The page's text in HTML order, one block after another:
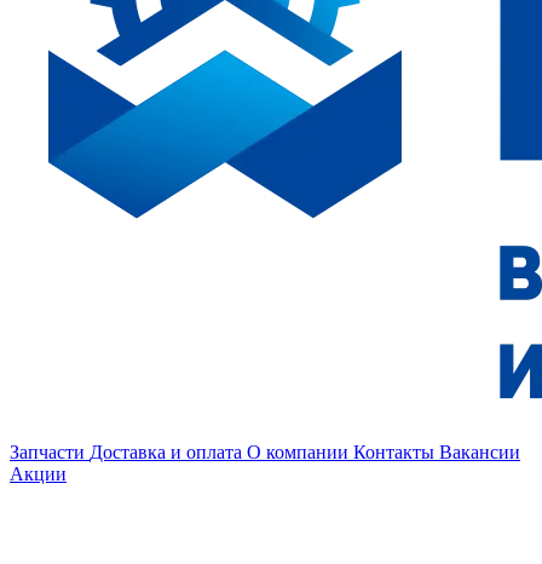
Запчасти Доставка и оплата О компании Контакты Вакансии
Акции